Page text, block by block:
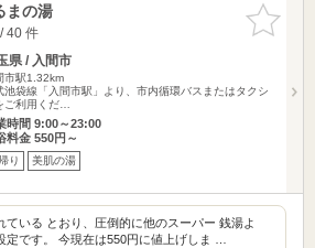
お気に入
りに追加
まの湯
40 件
県 / 入間市
市駅1.32km
池袋線「入間市駅」より、市内循環バスまたはタクシ
ご利用くだ…
時間 9:00～23:00
料金 550円～
り 美肌の湯
ている とおり、圧倒的に他のスーパー 銭湯よ
定です。 今現在は550円に値上げしま …